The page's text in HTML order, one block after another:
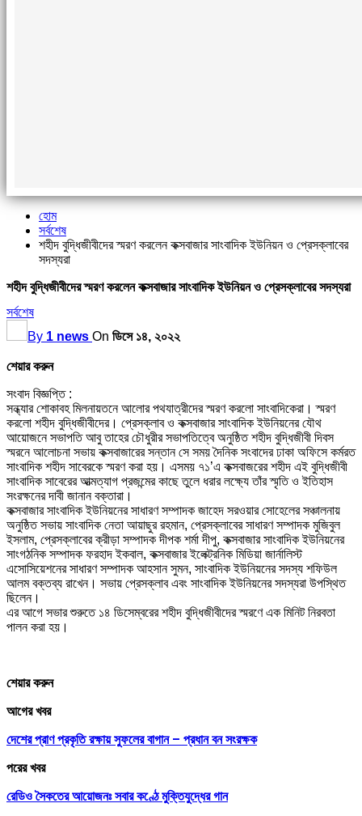
হোম
সর্বশেষ
শহীদ বুদ্ধিজীবীদের স্মরণ করলেন কক্সবাজার সাংবাদিক ইউনিয়ন ও প্রেসক্লাবের
সদস্যরা
শহীদ বুদ্ধিজীবীদের স্মরণ করলেন কক্সবাজার সাংবাদিক ইউনিয়ন ও প্রেসক্লাবের সদস্যরা
সর্বশেষ
By 1 news On ডিসে ১৪, ২০২২
শেয়ার করুন
সংবাদ বিজ্ঞপ্তি :
সন্ধ্যার শোকাবহ মিলনায়তনে আলোর পথযাত্রীদের স্মরণ করলো সাংবাদিকেরা। স্মরণ
করলো শহীদ বুদ্ধিজীবীদের। প্রেসক্লাব ও কক্সবাজার সাংবাদিক ইউনিয়নের যৌথ
আয়োজনে সভাপতি আবু তাহের চৌধুরীর সভাপতিত্বে অনুষ্ঠিত শহীদ বুদ্ধিজীবী দিবস
স্মরনে আলোচনা সভায় কক্সবাজারের সন্তান সে সময় দৈনিক সংবাদের ঢাকা অফিসে কর্মরত
সাংবাদিক শহীদ সাবেরকে স্মরণ করা হয়। এসময় ৭১’এ কক্সবাজরের শহীদ এই বুদ্ধিজীবী
সাংবাদিক সাবেরের আত্মত্যাগ প্রজন্মের কাছে তুলে ধরার লক্ষ্যে তাঁর স্মৃতি ও ইতিহাস
সংরক্ষনের দাবী জানান বক্তারা।
কক্সবাজার সাংবাদিক ইউনিয়নের সাধারণ সম্পাদক জাহেদ সরওয়ার সোহেলের সঞ্চালনায়
অনুষ্ঠিত সভায় সাংবাদিক নেতা আয়াছুর রহমান, প্রেসক্লাবের সাধারণ সম্পাদক মুজিবুল
ইসলাম, প্রেসক্লাবের ক্রীড়া সম্পাদক দীপক শর্মা দীপু, কক্সবাজার সাংবাদিক ইউনিয়নের
সাংগঠনিক সম্পাদক ফরহাদ ইকবাল, কক্সবাজার ইলেক্ট্রনিক মিডিয়া জার্নালিস্ট
এসোসিয়েশনের সাধারণ সম্পাদক আহসান সুমন, সাংবাদিক ইউনিয়নের সদস্য শফিউল
আলম বক্তব্য রাখেন। সভায় প্রেসক্লাব এবং সাংবাদিক ইউনিয়নের সদস্যরা উপস্থিত
ছিলেন।
এর আগে সভার শুরুতে ১৪ ডিসেম্বরের শহীদ বুদ্ধিজীবীদের স্মরণে এক মিনিট নিরবতা
পালন করা হয়।
শেয়ার করুন
আগের খবর
দেশের প্রাণ প্রকৃতি রক্ষায় সুফলের বাগান – প্রধান বন সংরক্ষক
পরের খবর
রেডিও সৈকতের আয়োজনঃ সবার কণ্ঠে মুক্তিযুদ্ধের গান